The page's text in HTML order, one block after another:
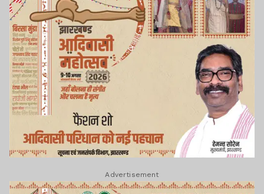
Advertisement